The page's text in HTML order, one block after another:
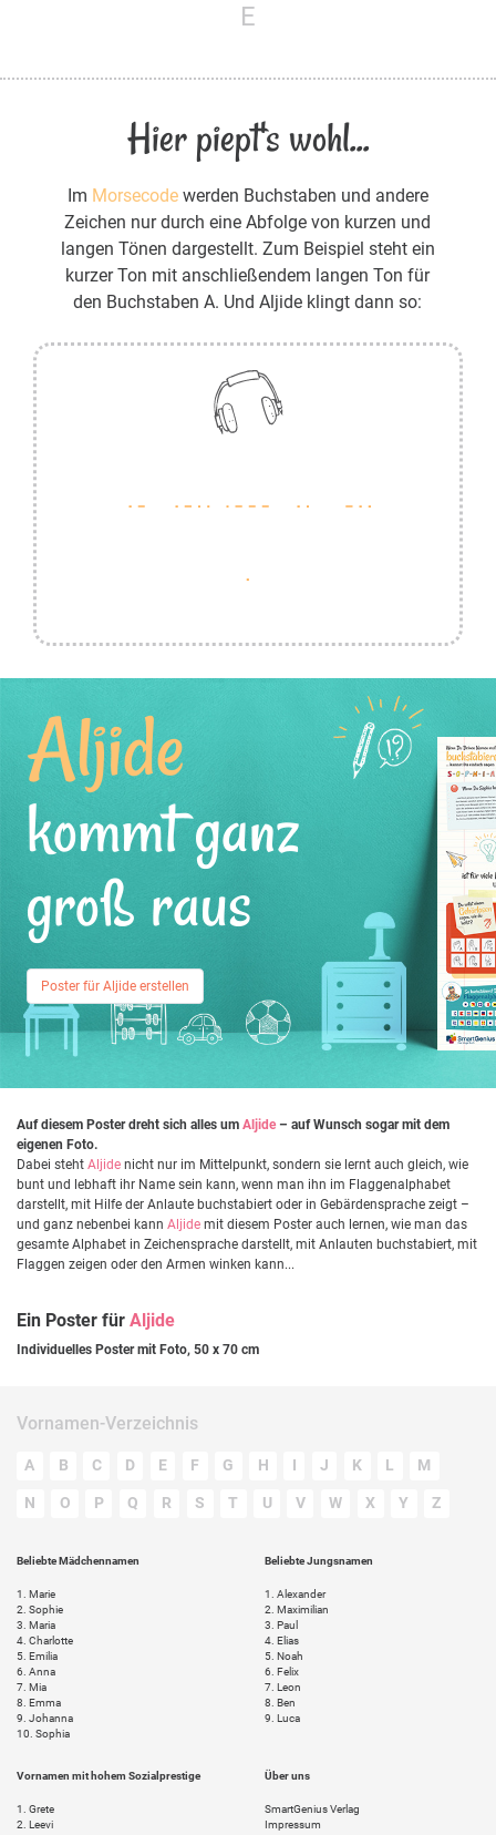
E
Hier piept's wohl...
Im Morsecodewerden Buchstaben und andere
Zeichen nur durch eine Abfolge von kurzen und
langen Tönen dargestellt. Zum Beispiel steht ein
kurzer Ton mit anschließendem langen Ton für
den Buchstaben A. Und Aljide klingt dann so:
Aljide
kommt ganz
groß raus
Poster für Aljide erstellen
Auf diesem Poster dreht sich alles um Aljide– auf Wunsch sogar mit dem
eigenen Foto.
Dabei steht Aljide nicht nur im Mittelpunkt, sondern sie lernt auch gleich, wie
bunt und lebhaft ihr Name sein kann, wenn man ihn im Flaggenalphabet
darstellt, mit Hilfe der Anlaute buchstabiert oder in Gebärdensprache zeigt –
und ganz nebenbei kann Aljide mit diesem Poster auch lernen, wie man das
gesamte Alphabet in Zeichensprache darstellt, mit Anlauten buchstabiert, mit
Flaggen zeigen oder den Armen winken kann...
Ein Poster für Aljide
Individuelles Poster mit Foto, 50 x 70 cm
Vornamen-Verzeichnis
A B C D E F G H I J K L M
N O P Q R S T U V W X Y Z
Beliebte Mädchennamen
1.
Marie
2. Sophie
3. Maria
4. Charlotte
5. Emilia
6. Anna
7. Mia
8. Emma
9. Johanna
10. Sophia
Beliebte Jungsnamen
1.
Alexander
2. Maximilian
3. Paul
4. Elias
5. Noah
6. Felix
7. Leon
8. Ben
9. Luca
Vornamen mit hohem Sozialprestige
1.
Grete
2. Leevi
Über uns
SmartGenius Verlag
Impressum